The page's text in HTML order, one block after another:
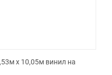
x 10,05м винил на